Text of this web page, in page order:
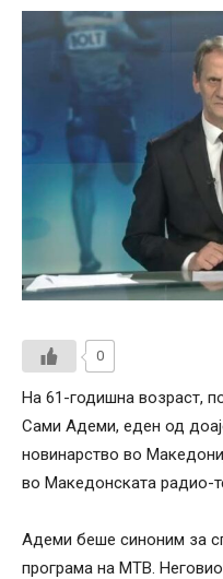
0
На 61-годишна возраст,
Сами Адеми, еден од
новинарство во
во Македонската радио-
Адеми беше синоним за
програма на МТВ.